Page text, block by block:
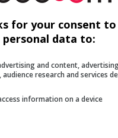
Vous pouvez en tout temps
ou chercher un poste selon
inscrivantcomme membre
for your consent
personal data to:
and content,
research and services
information on a device